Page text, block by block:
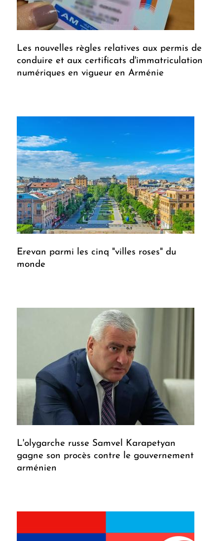
Les nouvelles règles relatives aux permis de
conduire et aux certificats d'immatriculation
numériques en vigueur en Arménie
Erevan parmi les cinq "villes roses" du
monde
L'olygarche russe Samvel Karapetyan
gagne son procès contre le gouvernement
arménien